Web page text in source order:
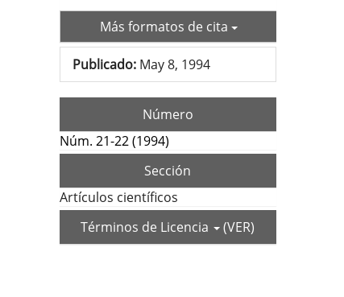
Más formatos de cita
Publicado: May 8, 1994
Número
Núm. 21-22 (1994)
Sección
Artículos científicos
Términos de Licencia
(VER)